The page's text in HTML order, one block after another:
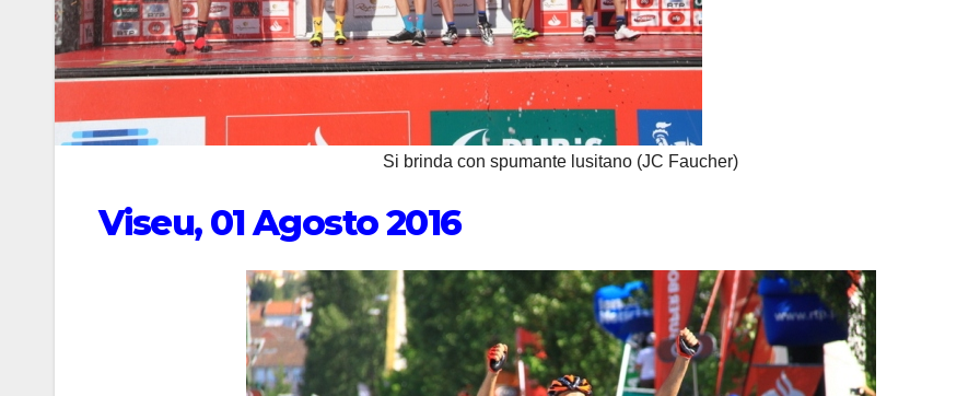
Si brinda con spumante lusitano (JC Faucher)
Viseu, 01 Agosto 2016